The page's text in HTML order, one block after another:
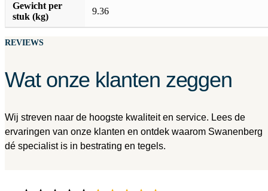
Gewicht per
stuk (kg)
9.36
REVIEWS
Wat onze klanten zeggen
Wij streven naar de hoogste kwaliteit en service. Lees de
ervaringen van onze klanten en ontdek waarom Swanenberg
dé specialist is in bestrating en tegels.